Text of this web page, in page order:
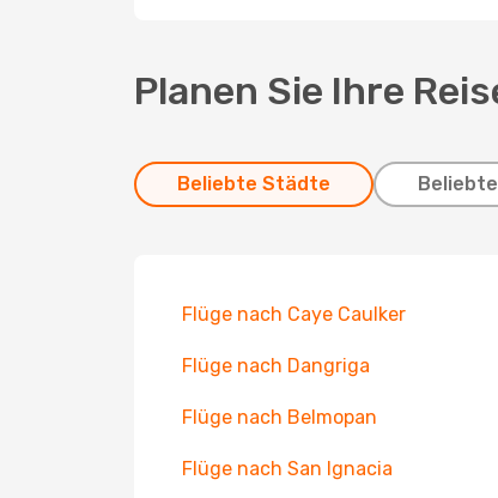
Planen Sie Ihre
Beliebte Städte
Flüge nach Caye Caulker
Flüge nach Dangriga
Flüge nach Belmopan
Flüge nach San Ignacia